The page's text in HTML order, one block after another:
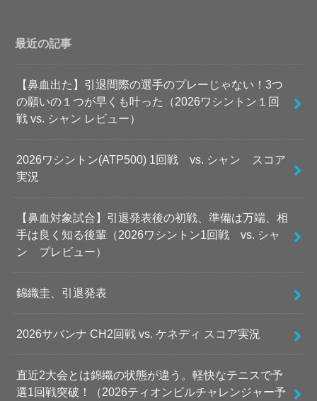
最近の記事
【鼻血出た】引退間際の選手のプレーじゃない！3つ
の願いの１つが早くも叶った（2026ワシントン１回
戦 vs. シャン レビュー）
2026ワシントン(ATP500) 1回戦 vs. シャン スコア
実況
【鼻血対象試合】引退発表後の初戦、準備は万端、相
手は良く知る後輩（2026ワシントン1回戦 vs. シャ
ン プレビュー）
錦織圭、引退発表
2026サバンナ CH2回戦 vs. ケネディ スコア実況
直近2大会とは錦織の状態が違う。軽快なテニスで予
選1回戦突破！（2026ティオンビルチャレンジャー予